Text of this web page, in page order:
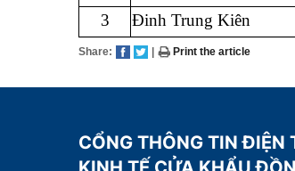
3
Đinh Trung Kiên
Share: | Print the article
CỔNG THÔNG TIN ĐIỆN